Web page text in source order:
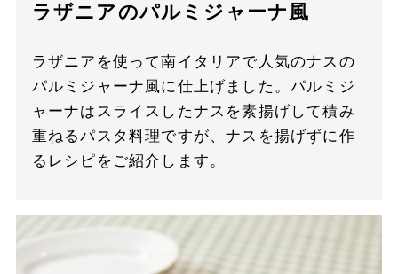
ラザニアのパルミジャーナ風
ラザニアを使って南イタリアで人気のナスの
パルミジャーナ風に仕上げました。パルミジ
ャーナはスライスしたナスを素揚げして積み
重ねるパスタ料理ですが、ナスを揚げずに作
るレシピをご紹介します。